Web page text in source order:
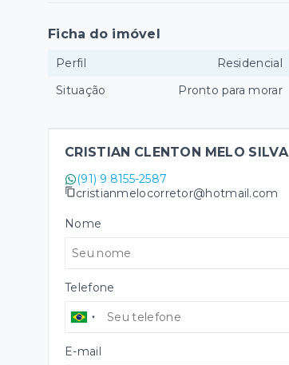
Ficha do imóvel
Perfil
Residencial
Situação
Pronto para morar
CRISTIAN CLENTON MELO SILVA
(91) 9 8155-2587
cristianmelocorretor@hotmail.com
Nome
Telefone
E-mail